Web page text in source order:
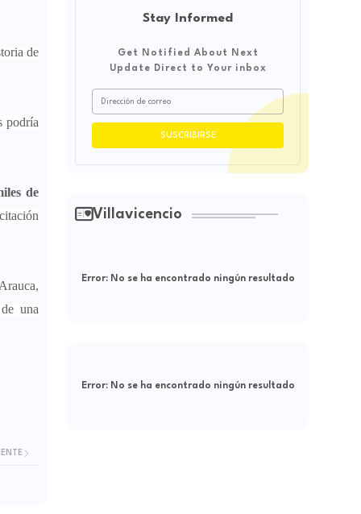
de
podría
de
una
Stay Informed
Get Notified About Next
Update Direct to Your inbox
Villavicencio
Error:No se ha encontrado ningún resultado
Error:No se ha encontrado ningún resultado